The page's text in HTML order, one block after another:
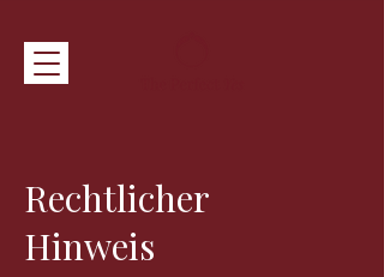
Rechtlicher
Hinweis